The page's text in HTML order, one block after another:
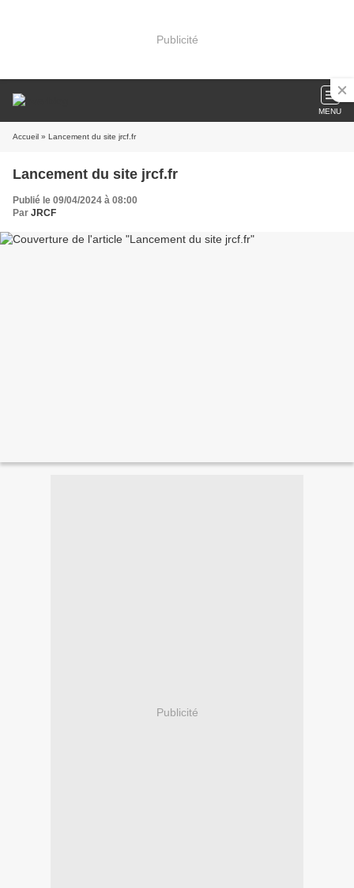
Publicité
MENU
Accueil » Lancement du site jrcf.fr
Lancement du site jrcf.fr
Publié le 09/04/2024 à 08:00
Par JRCF
Publicité